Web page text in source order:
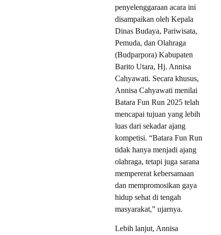
penyelenggaraan acara ini
disampaikan oleh Kepala
Dinas Budaya, Pariwisata,
Pemuda, dan Olahraga
(Budparpora) Kabupaten
Barito Utara, Hj. Annisa
Cahyawati. Secara khusus,
Annisa Cahyawati menilai
Batara Fun Run 2025 telah
mencapai tujuan yang lebih
luas dari sekadar ajang
kompetisi. “Batara Fun Run
tidak hanya menjadi ajang
olahraga, tetapi juga sarana
mempererat kebersamaan
dan mempromosikan gaya
hidup sehat di tengah
masyarakat,” ujarnya.
Lebih lanjut, Annisa